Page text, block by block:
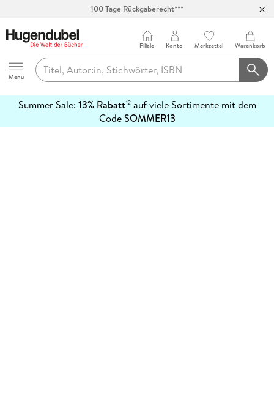
100 Tage Rückgaberecht***
Hugendubel
Menu
Filiale Konto Merkzettel Warenkorb
Summer Sale: 13% Rabatt12auf viele Sortimente mit dem
CodeSOMMER13
erfahren